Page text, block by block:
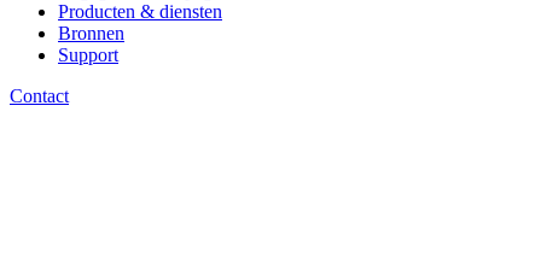
Producten & diensten
Bronnen
Support
Contact